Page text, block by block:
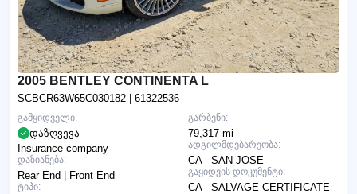
2005 BENTLEY CONTINENTA L
SCBCR63W65C030182 | 61322536
გარბენი:
79,317 mi
ადგილმდებარეობა:
CA - SAN JOSE
გაყიდვის დოკუმენტი:
CA - SALVAGE CERTIFICATE
გამყიდველი:
დაზღვევა
Insurance company
დაზიანება:
Rear End | Front End
ტიპი: